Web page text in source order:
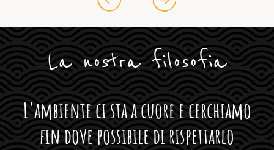
La nostra filosofia
L'ambiente ci sta a cuore e cerchiamo
fin dove possibile di rispettarlo